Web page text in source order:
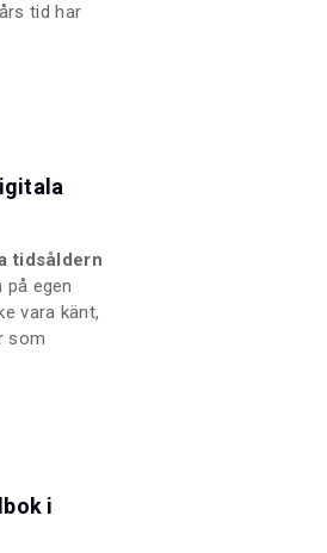
tid har
med
tidsåldern
egen
vara känt,
som
i